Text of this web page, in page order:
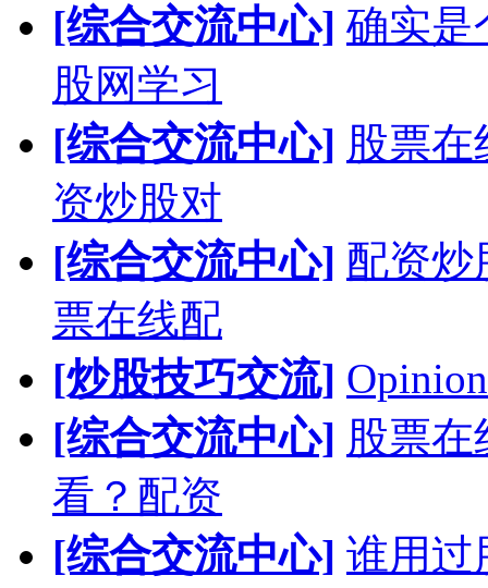
[综合交流中心] 确实是
股网学习
[综合交流中心] 股票
资炒股对
[综合交流中心] 配资炒
票在线配
[炒股技巧交流]
[综合交流中心] 股票
看？配资
[综合交流中心] 谁用过